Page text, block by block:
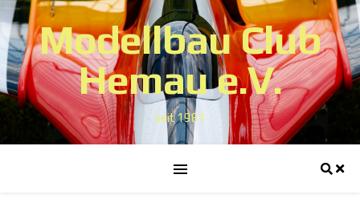
Modellbau Club
Hemau e.V.
seit 1981